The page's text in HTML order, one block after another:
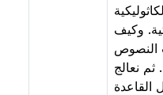
وكيف
النصوص
ثم نعالج
القاعدة